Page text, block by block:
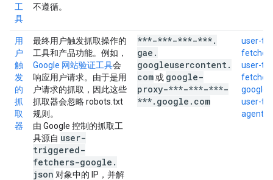
工
具
不遵循。
用
户
触
发
的
抓
取
器
最终用户触发抓取操作的
工具和产品功能。例如，
Google 网站验证工具会
响应用户请求。由于是用
户请求的抓取，因此这些
抓取器会忽略 robots.txt
规则。
由 Google 控制的抓取工
具源自 user-
triggered-
fetchers-google .
json 对象中的 IP，并解
***-***-***-***.
gae .
googleusercontent.
com或 google-
proxy-***-***-***-
***. google . com
user-
user-
user-